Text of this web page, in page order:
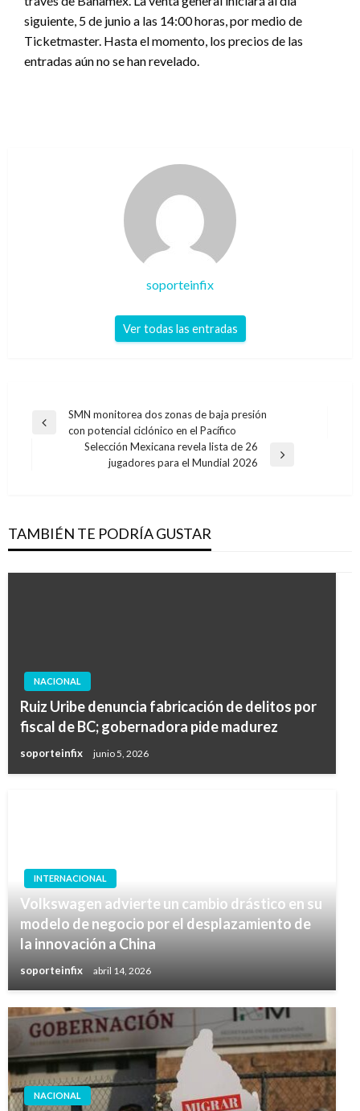
siguiente, 5 de junio a las 14:00 horas, por medio de
Ticketmaster. Hasta el momento, los precios de las
entradas aún no se han revelado.
soporteinfix
Ver todas las entradas
Navegación
Entrada
SMN monitorea dos zonas de baja presión
con potencial ciclónico en el Pacífico
Selección Mexicana revela lista de 26
jugadores para el Mundial 2026
TAMBIÉN TE PODRÍA GUSTAR
NACIONAL
Ruiz Uribe denuncia fabricación de delitos por
fiscal de BC; gobernadora pide madurez
soporteinfix junio 5, 2026
INTERNACIONAL
Volkswagen advierte un cambio drástico en su
modelo de negocio por el desplazamiento de
la innovación a China
soporteinfix abril 14, 2026
NACIONAL